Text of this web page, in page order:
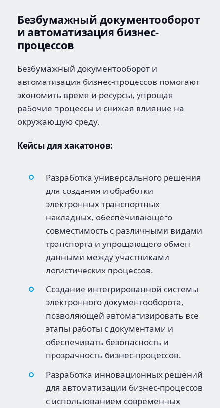
Безбумажный документооборот
и автоматизация бизнес-
процессов
Безбумажный документооборот и
автоматизация бизнес-процессов помогают
экономить время и ресурсы, упрощая
рабочие процессы и снижая влияние на
окружающую среду.
Кейсы для хакатонов:
Разработка универсального решения
для создания и обработки
электронных транспортных
накладных, обеспечивающего
совместимость с различными видами
транспорта и упрощающего обмен
данными между участниками
логистических процессов.
Создание интегрированной системы
электронного документооборота,
позволяющей автоматизировать все
этапы работы с документами и
обеспечивать безопасность и
прозрачность бизнес-процессов.
Разработка инновационных решений
для автоматизации бизнес-процессов
с использованием современных